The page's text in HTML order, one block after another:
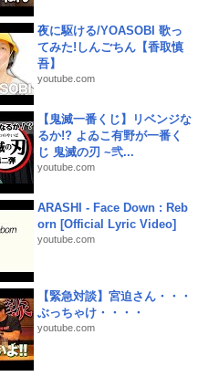
夜に駆ける/YOASOBI 歌っ
てみた!しんごちん【香取慎
吾】
youtube.com
【鬼滅一番くじ】リベンジな
るか!? よゐこ有野が一番く
じ 鬼滅の刃 ~弐...
youtube.com
ARASHI - Face Down : Reb
orn [Official Lyric Video]
youtube.com
【緊急対談】宮迫さん・・・
ぶっちゃけ・・・・
youtube.com